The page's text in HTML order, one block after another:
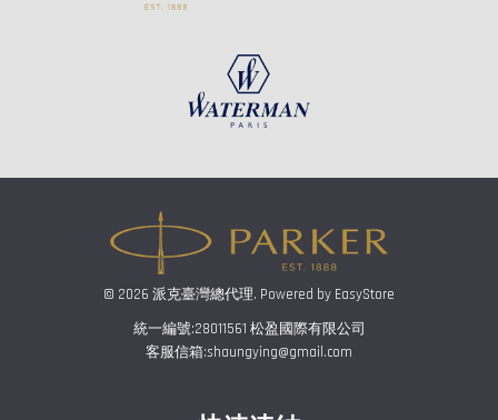
© 2026 派克臺灣總代理. Powered by EasyStore
統一編號:28011561 松盈國際有限公司
客服信箱:shaungying@gmail.com